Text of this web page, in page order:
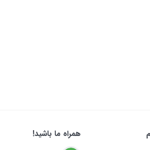
همراه ما باشید!